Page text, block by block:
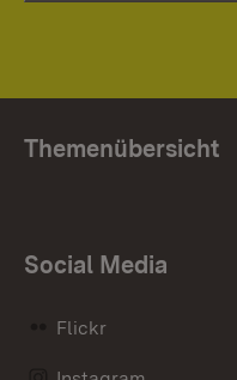
Themenübersicht
Social Media
Flickr